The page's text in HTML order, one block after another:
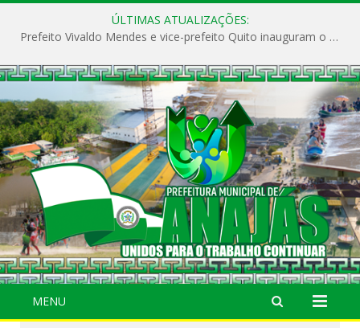
ÚLTIMAS ATUALIZAÇÕES:
Prefeito Vivaldo Mendes e vice-prefeito Quito inauguram o CAPS e fortalecem a saúde pública em Anajás.
MENU